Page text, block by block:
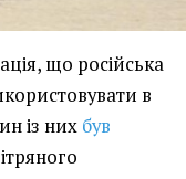
що російська
в
із них був